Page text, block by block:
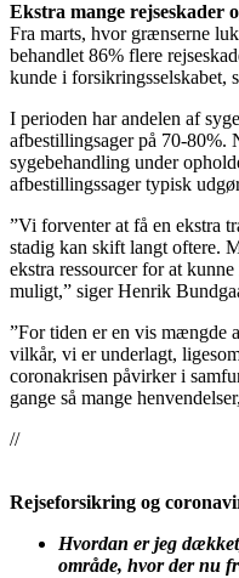
Ekstra mange rejseskader
Fra marts, hvor grænserne
behandlet 86% flere
kunde i forsikringsselskabet,
I perioden har andelen af
afbestillingsager på 70-80%.
sygebehandling under
afbestillingssager typisk
”Vi forventer at få en ekstra
stadig kan skift langt oftere.
ekstra ressourcer for at
muligt,” siger Henrik
”For tiden er en vis mængde
vilkår, vi er underlagt,
coronakrisen påvirker i
gange så mange
//
Rejseforsikring og
Hvordan er jeg
område, hvor der nu